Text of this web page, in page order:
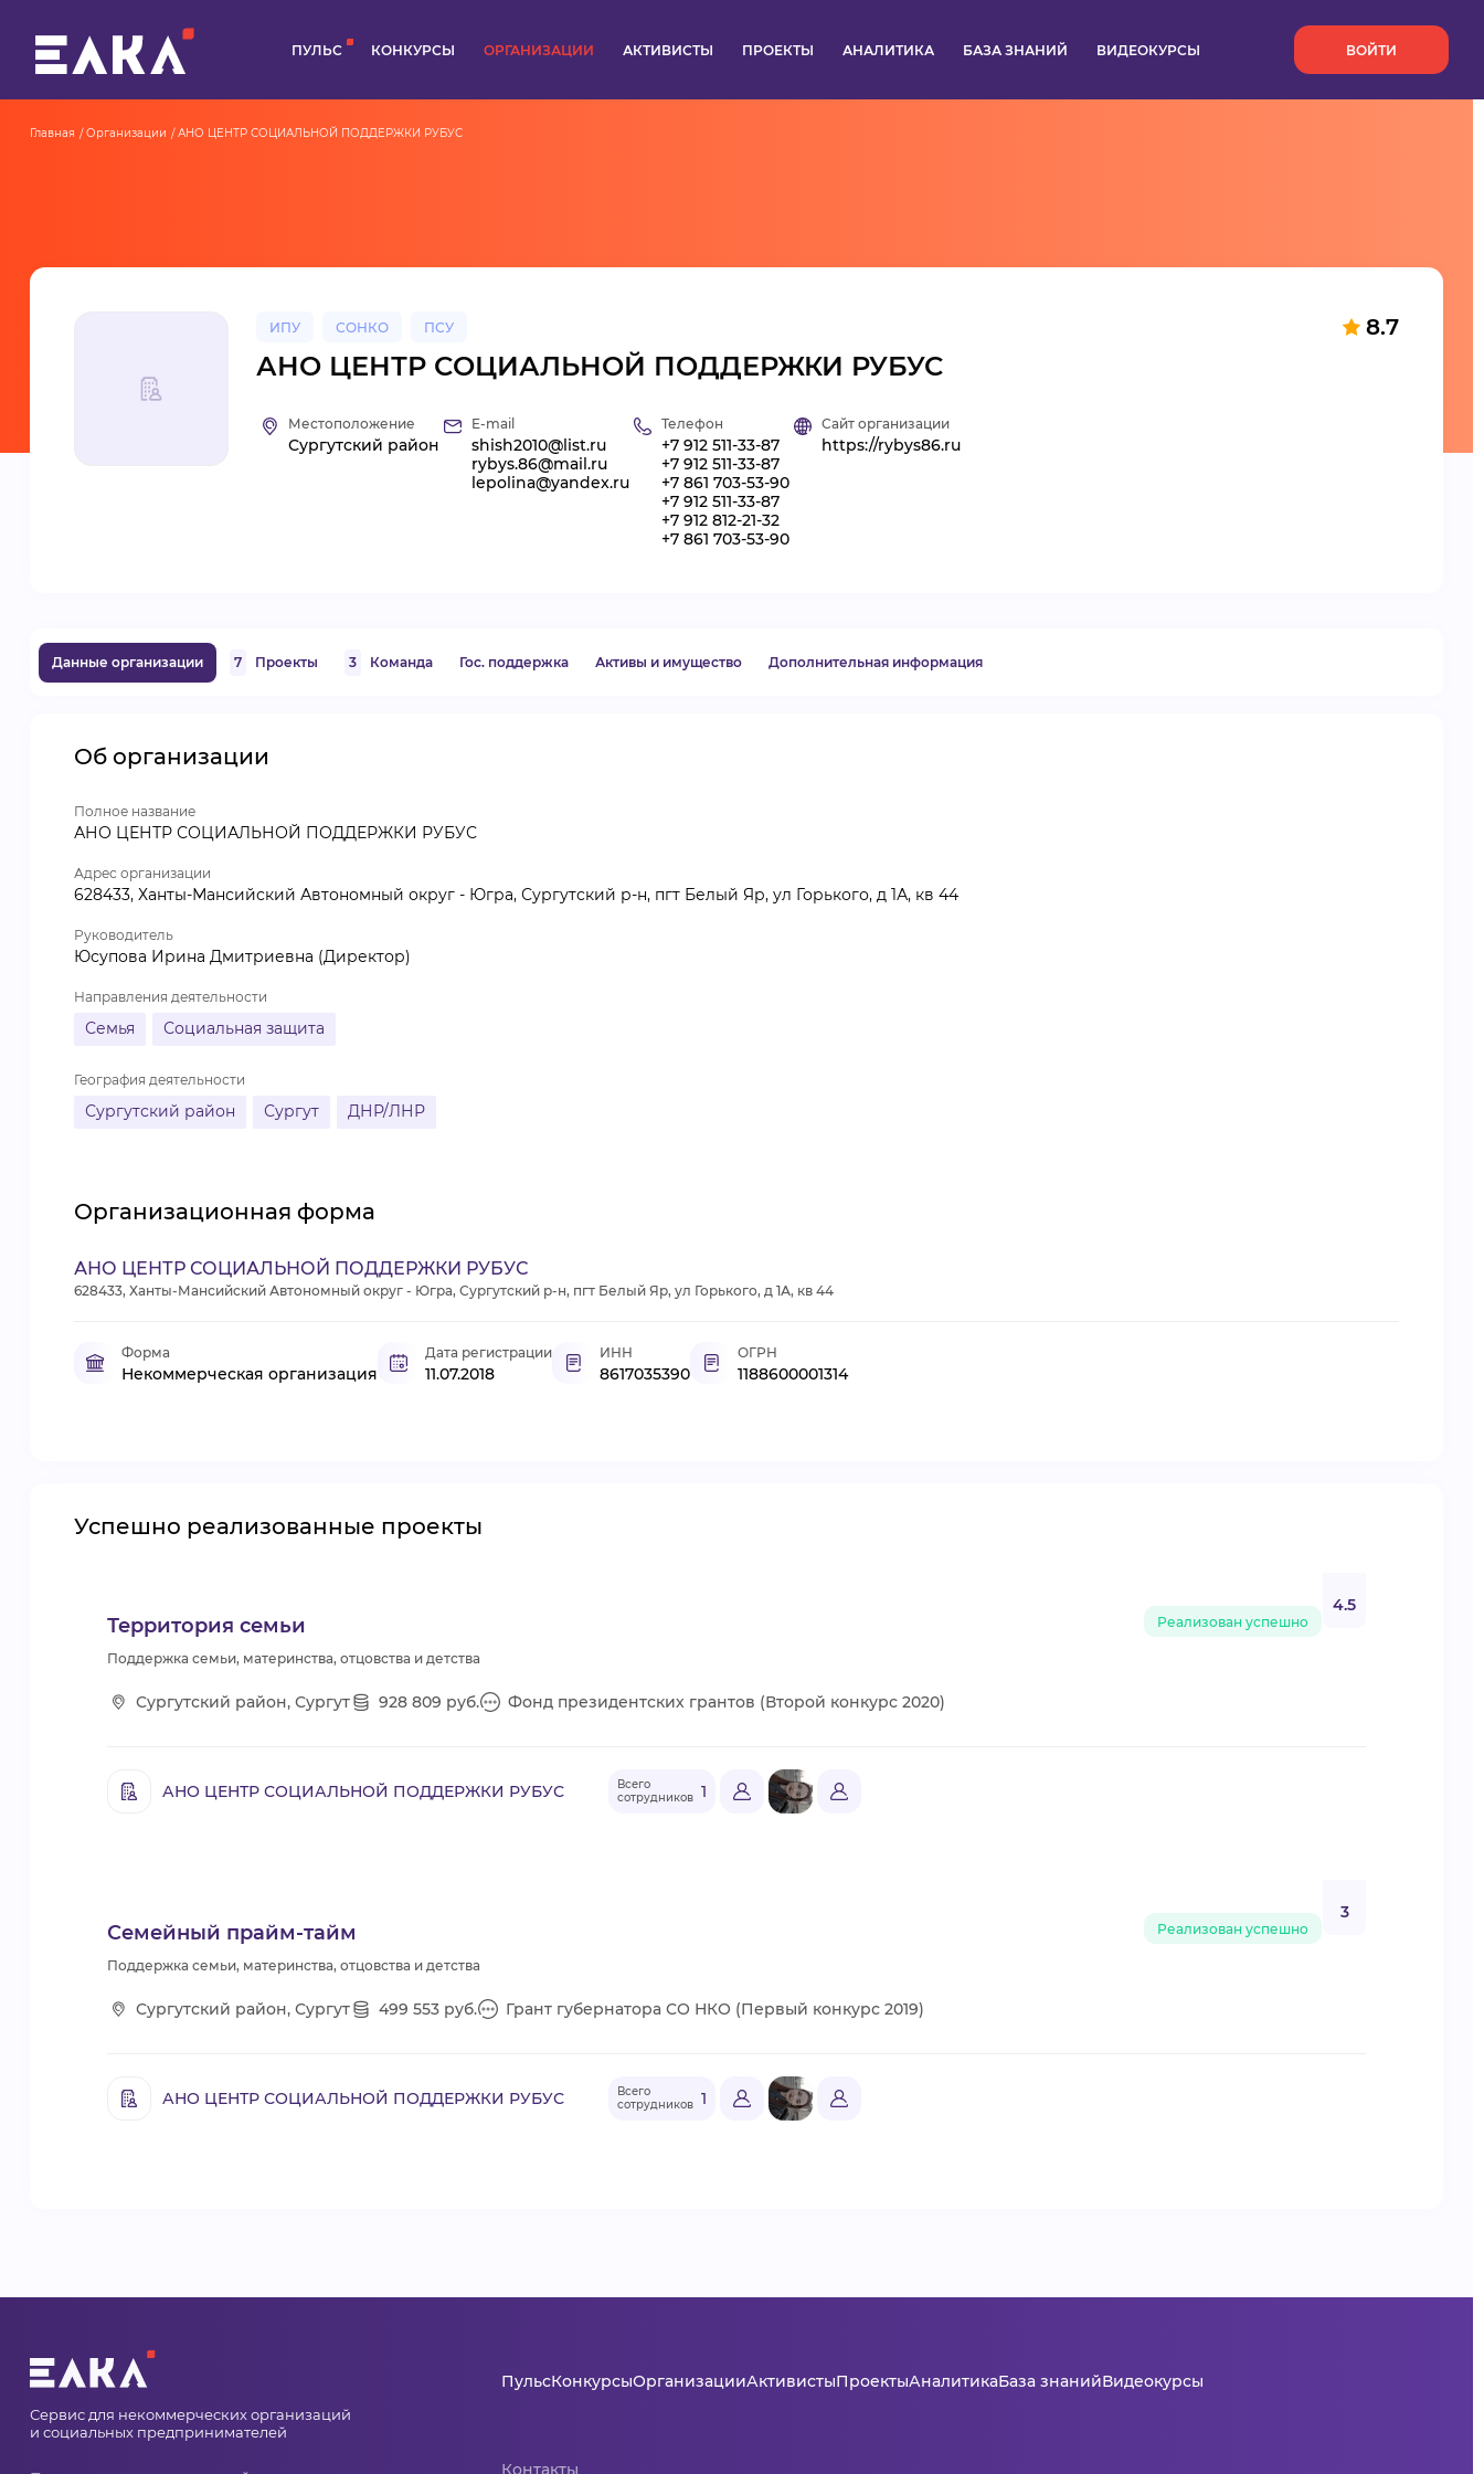
ПУЛЬС КОНКУРСЫ ОРГАНИЗАЦИИ АКТИВИСТЫ ПРОЕКТЫ АНАЛИТИКА БАЗА ЗНАНИЙ ВИДЕОКУРСЫ ВОЙТИ
ПРОЕКТЫ
БАЗА ЗНАНИЙ
ВИДЕОКУРСЫ
Главная Организации АНО ЦЕНТР СОЦИАЛЬНОЙ ПОДДЕРЖКИ РУБУС
ИПУ СОНКО ПСУ 8.7
АНО ЦЕНТР СОЦИАЛЬНОЙ ПОДДЕРЖКИ РУБУС
Местоположение
Сургутский район
E-mail
shish2010@list.ru
rybys.86@mail.ru
lepolina@yandex.ru
Телефон
+7 912 511-33-87
+7 912 511-33-87
+7 861 703-53-90
+7 912 511-33-87
+7 912 812-21-32
+7 861 703-53-90
Сайт организации
https://rybys86.ru
Данные организации 7 Проекты 3 Команда Гос. поддержка Активы и имущество Дополнительная информация
Об организации
Полное название
АНО ЦЕНТР СОЦИАЛЬНОЙ ПОДДЕРЖКИ РУБУС
Адрес организации
628433, Ханты-Мансийский Автономный округ - Югра, Сургутский р-н, пгт Белый Яр, ул Горького, д 1А, кв 44
Руководитель
Юсупова Ирина Дмитриевна (Директор)
Направления деятельности
Семья Социальная защита
География деятельности
Сургутский район Сургут ДНР/ЛНР
Организационная форма
АНО ЦЕНТР СОЦИАЛЬНОЙ ПОДДЕРЖКИ РУБУС
628433, Ханты-Мансийский Автономный округ - Югра, Сургутский р-н, пгт Белый Яр, ул Горького, д 1А, кв 44
Форма
Некоммерческая организация
Дата регистрации
11.07.2018
ИНН
8617035390
ОГРН
1188600001314
Успешно реализованные проекты
Территория семьи Реализован успешно
4.5
Поддержка семьи, материнства, отцовства и детства
Сургутский район, Сургут 928 809 руб. Фонд президентских грантов (Второй конкурс 2020)
АНО ЦЕНТР СОЦИАЛЬНОЙ ПОДДЕРЖКИ РУБУС
Всего
сотрудников 1
Семейный прайм-тайм Реализован успешно
3
Поддержка семьи, материнства, отцовства и детства
Сургутский район, Сургут 499 553 руб. Грант губернатора СО НКО (Первый конкурс 2019)
АНО ЦЕНТР СОЦИАЛЬНОЙ ПОДДЕРЖКИ РУБУС
Всего
сотрудников 1
Сервис для некоммерческих организаций
и социальных предпринимателей
ПульсКонкурсыОрганизацииАктивистыПроектыАналитикаБаза знанийВидеокурсы
Контакты